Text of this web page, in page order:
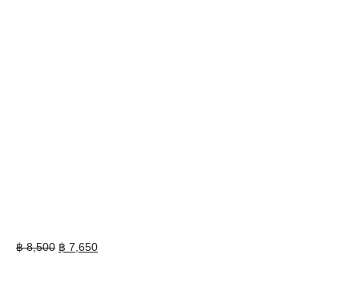
฿8,500 Original
฿ 7,650Current